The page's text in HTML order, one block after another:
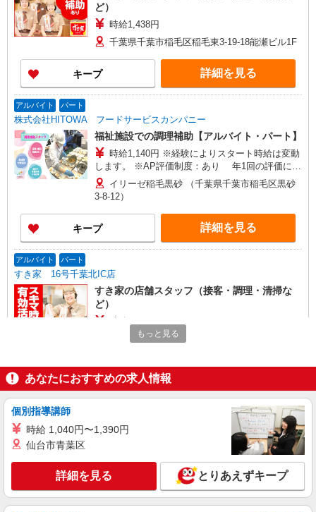
ど）
時給1,438円
千葉県千葉市稲毛区稲毛東3-19-18能瀬ビル1F
キープ 詳細を見る
アルバイト パート
株式会社HITOWA フードサービスカンパニー
福祉施設での調理補助【アルバイト・パート】
時給1,140円 ※経験によりスタート時給は変動
します。 ※AP評価制度：あり 年1回の評価によ
り時給を見直します。 ※アルバイト賞与（寸
志）：あり 年2回。勤続年数により金額UP。
イリーゼ稲毛黒砂 （千葉県千葉市稲毛区黒砂
3-8-12）
キープ 詳細を見る
アルバイト パート
すき家 16号千葉北IC店
すき家の店舗スタッフ（接客・調理・清掃な
ど）
千葉県千葉市稲毛区長沼町135-4
キープ 詳細を見る
すき家 16号千葉北IC店
すき家の店舗スタッフ（接客・調理・清掃な
時給1,180円 ※22:00〜翌5:00：時給1,475円 ※
高校生時給1,140円 ※早朝手当（5:00〜9:00）時給
＋150円
千葉県千葉市稲毛区長沼町135-4
もっと見る
あなたにおすすめの求人情報
個別指導講師
時給 1,040円〜1,390円
仙台市青葉区
詳細を見る とりあえずキープ